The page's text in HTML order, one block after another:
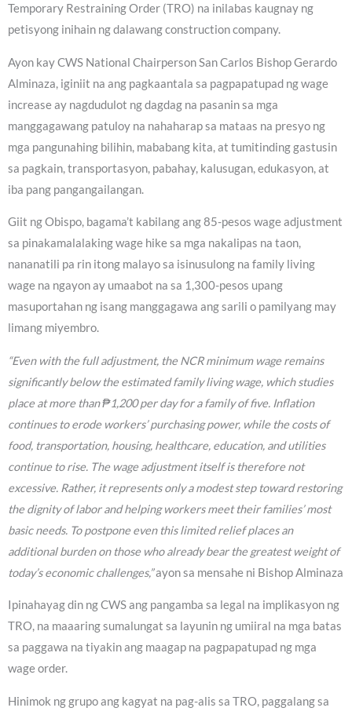
Temporary Restraining Order (TRO) na inilabas kaugnay ng
petisyong inihain ng dalawang construction company.
Ayon kay CWS National Chairperson San Carlos Bishop Gerardo
Alminaza, iginiit na ang pagkaantala sa pagpapatupad ng wage
increase ay nagdudulot ng dagdag na pasanin sa mga
manggagawang patuloy na nahaharap sa mataas na presyo ng
mga pangunahing bilihin, mababang kita, at tumitinding gastusin
sa pagkain, transportasyon, pabahay, kalusugan, edukasyon, at
iba pang pangangailangan.
Giit ng Obispo, bagama’t kabilang ang 85-pesos wage adjustment
sa pinakamalalaking wage hike sa mga nakalipas na taon,
nananatili pa rin itong malayo sa isinusulong na family living
wage na ngayon ay umaabot na sa 1,300-pesos upang
masuportahan ng isang manggagawa ang sarili o pamilyang may
limang miyembro.
“Even with the full adjustment, the NCR minimum wage remains
significantly below the estimated family living wage, which studies
place at more than ₱1,200 per day for a family of five. Inflation
continues to erode workers’ purchasing power, while the costs of
food, transportation, housing, healthcare, education, and utilities
continue to rise. The wage adjustment itself is therefore not
excessive. Rather, it represents only a modest step toward restoring
the dignity of labor and helping workers meet their families’ most
basic needs. To postpone even this limited relief places an
additional burden on those who already bear the greatest weight of
today’s economic challenges,”ayon sa mensahe ni Bishop Alminaza
Ipinahayag din ng CWS ang pangamba sa legal na implikasyon ng
TRO, na maaaring sumalungat sa layunin ng umiiral na mga batas
sa paggawa na tiyakin ang maagap na pagpapatupad ng mga
wage order.
Hinimok ng grupo ang kagyat na pag-alis sa TRO, paggalang sa